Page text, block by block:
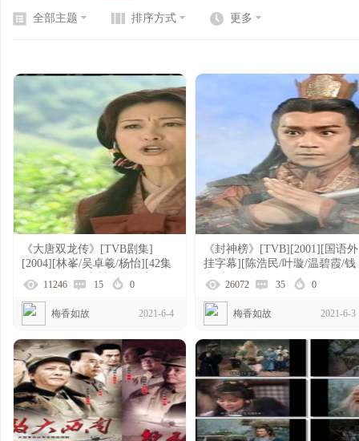
全部主题 排序方式 更多
《大唐双龙传》[TVB剧集]
[2004][林峯/吴卓羲/杨怡][42集
全][国粤双语内封简繁中字]
11246 15 0
梅香如故 2021-6-4
《封神榜》[TVB][2001][国语外
挂字幕][陈浩民/叶璇/温碧霞/钱
嘉乐][ GOTV源码ts][40集全单
集约800MB]
26072 35 0
梅香如故 2021-6-3